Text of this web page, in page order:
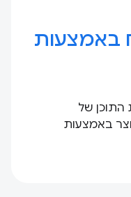
באמצעות
של
באמצעות